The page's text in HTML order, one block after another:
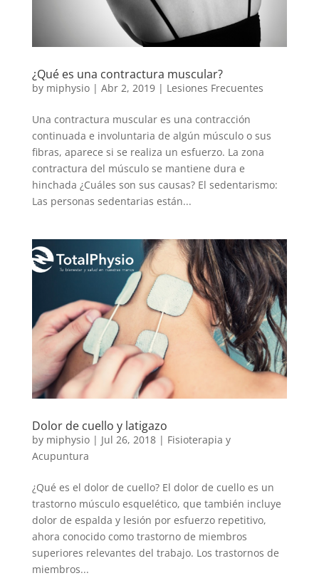
¿Qué es una contractura muscular?
by miphysio| Abr 2, 2019| Lesiones Frecuentes
Una contractura muscular es una contracción
continuada e involuntaria de algún músculo o sus
fibras, aparece si se realiza un esfuerzo. La zona
contractura del músculo se mantiene dura e
hinchada ¿Cuáles son sus causas? El sedentarismo:
Las personas sedentarias están...
Dolor de cuello y latigazo
by miphysio| Jul 26, 2018| Fisioterapia y
Acupuntura
¿Qué es el dolor de cuello? El dolor de cuello es un
trastorno músculo esquelético, que también incluye
dolor de espalda y lesión por esfuerzo repetitivo,
ahora conocido como trastorno de miembros
superiores relevantes del trabajo. Los trastornos de
miembros...